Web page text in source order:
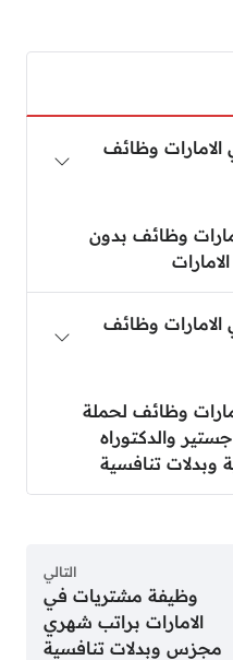
الامارات وظائف
وظائف بدون
الامارات وظائف
وظائف لحملة
والدكتوراه
وبدلات تنافسية
التالي
وظيفة مشتريات في
الامارات براتب شهري
مجزس وبدلات تنافسية